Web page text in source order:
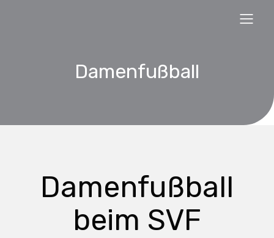
Damenfußball
Damenfußball
beim SVF